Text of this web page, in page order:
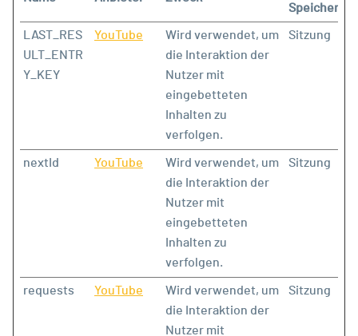
LAST_RES
ULT_ENTR
Y_KEY
YouTube
Wird verwendet, um
die Interaktion der
Nutzer mit
eingebetteten
Inhalten zu
verfolgen.
Sitzung
nextId YouTube
Wird verwendet, um
die Interaktion der
Nutzer mit
eingebetteten
Inhalten zu
verfolgen.
Sitzung
requests YouTube
Wird verwendet, um
die Interaktion der
Nutzer mit
Sitzung